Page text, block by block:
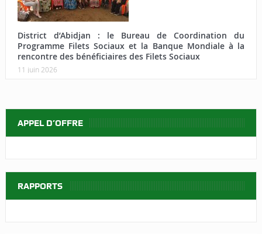
District d’Abidjan : le Bureau de Coordination du
Programme Filets Sociaux et la Banque Mondiale à la
rencontre des bénéficiaires des Filets Sociaux
11 juin 2026
APPEL D’OFFRE
RAPPORTS